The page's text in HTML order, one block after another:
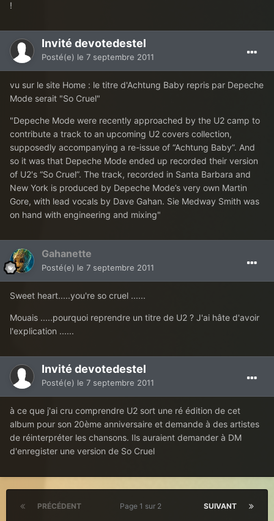
!
Invité devotedestel
Posté(e) le 7 septembre 2011
vu sur le site Home : le titre d'Achtung Baby repris par Depeche
Mode serait "So Cruel"
"Depeche Mode were recently approached by the U2 camp to
contribute a track to an upcoming U2 covers collection,
supposedly accompanying a re-issue of “Achtung Baby”. And
so it was that Depeche Mode ended up recorded their version
of U2′s “So Cruel”. The track, recorded in Santa Barbara and
New York is produced by Depeche Mode’s very own Martin
Gore, with lead vocals by Dave Gahan. Sie Medway Smith was
on hand with engineering and mixing"
Gahanette
Posté(e) le 7 septembre 2011
Sweet heart.....you're so cruel ......
Mouais .....pourquoi reprendre un titre de U2 ? J'ai hâte d'avoir
l'explication ......
Invité devotedestel
Posté(e) le 7 septembre 2011
à ce que j'ai cru comprendre U2 sort une ré édition de cet
album pour son 20ème anniversaire et demande à des artistes
de réinterpréter les chansons. Ils auraient demander à DM
d'enregister une version de So Cruel
PRÉCÉDENT SUIVANT
Page 1 sur 2